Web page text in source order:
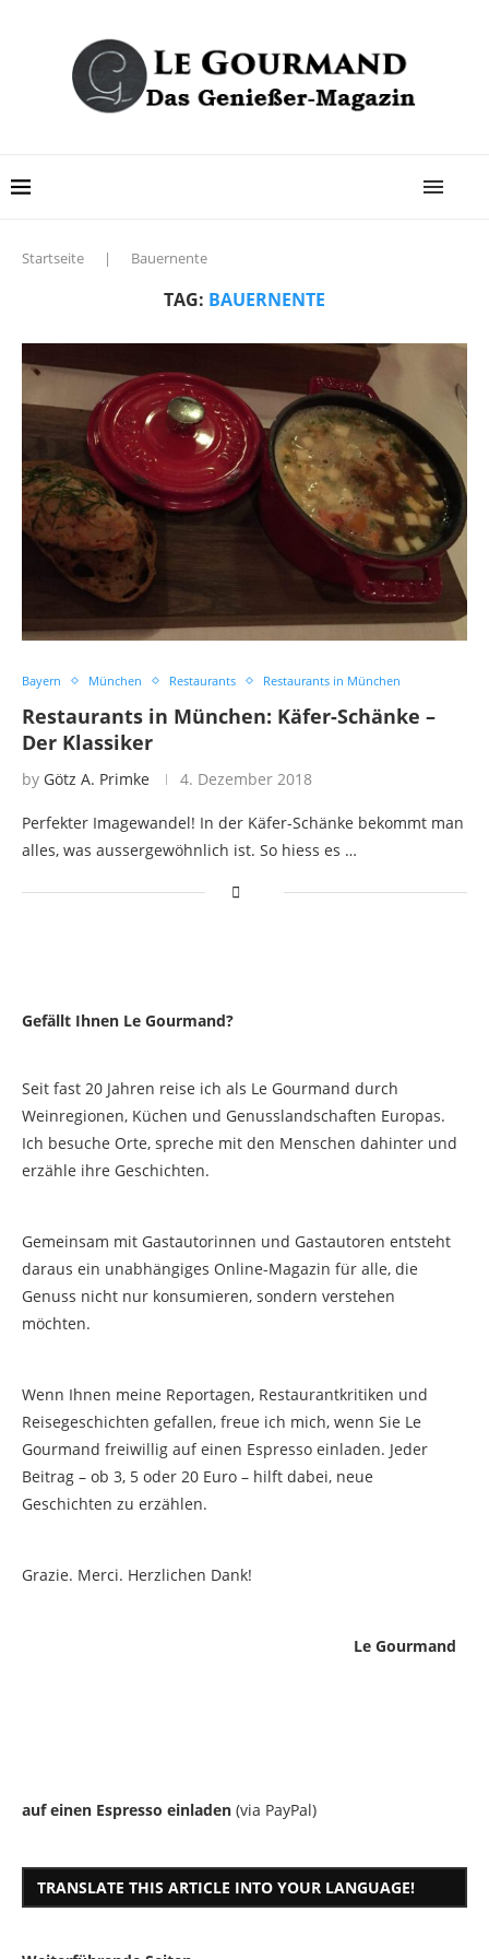
Startseite | Bauernente
TAG: BAUERNENTE
Bayern München Restaurants Restaurants in München
Restaurants in München: Käfer-Schänke –
Der Klassiker
by Götz A. Primke 4. Dezember 2018
Perfekter Imagewandel! In der Käfer-Schänke bekommt man
alles, was aussergewöhnlich ist. So hiess es …
Gefällt Ihnen Le Gourmand?
Seit fast 20 Jahren reise ich als Le Gourmand durch
Weinregionen, Küchen und Genusslandschaften Europas.
Ich besuche Orte, spreche mit den Menschen dahinter und
erzähle ihre Geschichten.
Gemeinsam mit Gastautorinnen und Gastautoren entsteht
daraus ein unabhängiges Online-Magazin für alle, die
Genuss nicht nur konsumieren, sondern verstehen
möchten.
Wenn Ihnen meine Reportagen, Restaurantkritiken und
Reisegeschichten gefallen, freue ich mich, wenn Sie Le
Gourmand freiwillig auf einen Espresso einladen. Jeder
Beitrag – ob 3, 5 oder 20 Euro – hilft dabei, neue
Geschichten zu erzählen.
Grazie. Merci. Herzlichen Dank!
Le Gourmand
auf einen Espresso einladen (via PayPal)
TRANSLATE THIS ARTICLE INTO YOUR LANGUAGE!